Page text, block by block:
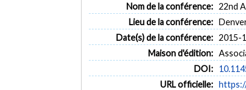
Nom de la conférence: 22nd
Lieu de la conférence:
Date(s) de la conférence: 2015-
Maison d'édition:
DOI:
URL officielle: